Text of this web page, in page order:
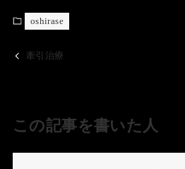
oshirase
牽引治療
この記事を書いた人